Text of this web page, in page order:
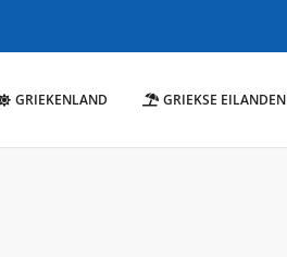
GRIEKENLAND GRIEKSE EILANDEN